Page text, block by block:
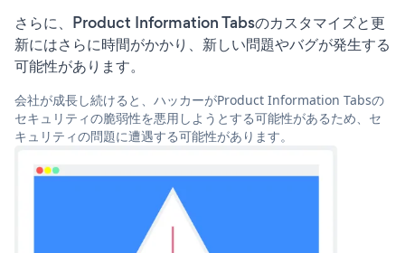
さらに、Product Information Tabsのカスタマイズと更
新にはさらに時間がかかり、新しい問題やバグが発生する
可能性があります。
会社が成長し続けると、ハッカーがProduct Information Tabsの
セキュリティの脆弱性を悪用しようとする可能性があるため、セ
キュリティの問題に遭遇する可能性があります。